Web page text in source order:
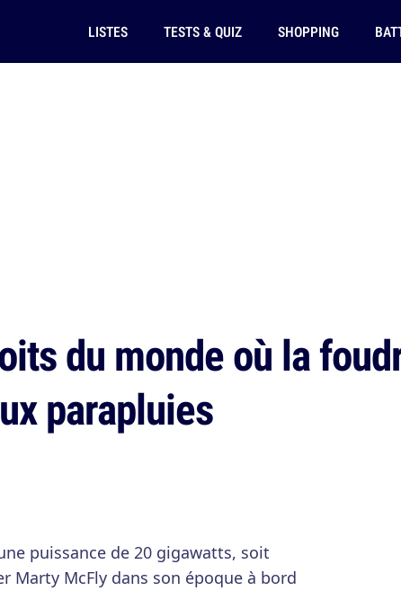
LISTES TESTS & QUIZ SHOPPING
du monde où la
parapluies
puissance de 20 gigawatts, soit
Marty McFly dans son époque à bord